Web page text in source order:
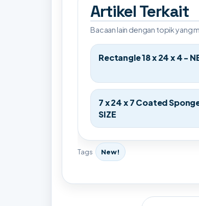
Artikel Terkait
Bacaan lain dengan topik yang
Rectangle 18 x 24 x 4 -
7 x 24 x 7 Coated
SIZE
Tags New!